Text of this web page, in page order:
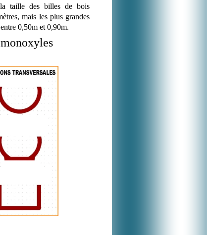
taille des billes de bois
mais les plus grandes
0,50m et 0,90m.